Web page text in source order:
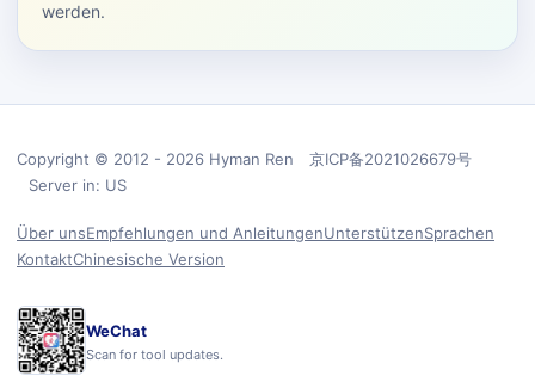
werden.
Copyright © 2012 - 2026 Hyman Ren 京ICP备2021026679号
Server in: US
Über unsEmpfehlungen und AnleitungenUnterstützenSprachen
KontaktChinesische Version
WeChat
Scan for tool updates.